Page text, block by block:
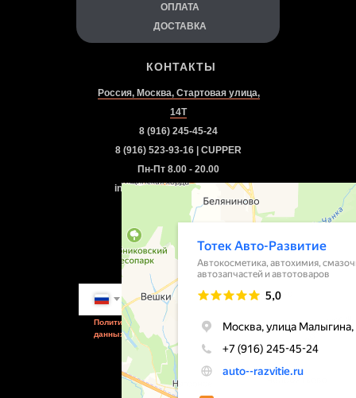
ОПЛАТА
ДОСТАВКА
КОНТАКТЫ
Способы
оплаты:
Россия, Москва, Стартовая улица,
14Т
8 (916) 245-45-24
8 (916) 523-93-16 | CUPPER
Пн-Пт 8.00 - 20.00
info.autorazvitie@gmail.com
Посмотреть на карте
+7 Go
Заказать звонок
Политика обработки персональных
данных